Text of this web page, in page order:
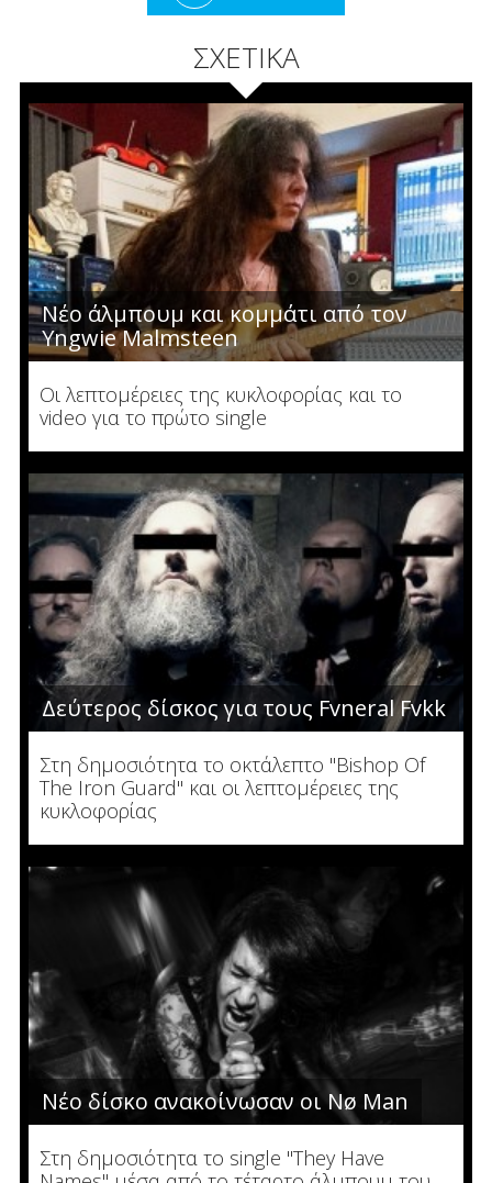
ΣΧΕΤΙΚΑ
Νέο άλμπουμ και κομμάτι από τον
Yngwie Malmsteen
Οι λεπτομέρειες της κυκλοφορίας και το
video για το πρώτο single
Δεύτερος δίσκος για τους Fvneral Fvkk
Στη δημοσιότητα το οκτάλεπτο "Bishop Of
The Iron Guard" και οι λεπτομέρειες της
κυκλοφορίας
Νέο δίσκο ανακοίνωσαν οι Nø Man
Στη δημοσιότητα το single "They Have